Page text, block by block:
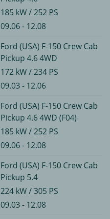
185 kW / 252 PS
09.06 - 12.08
Ford (USA) F-150 Crew Cab
Pickup 4.6 4WD
172 kW / 234 PS
09.03 - 12.06
Ford (USA) F-150 Crew Cab
Pickup 4.6 4WD (F04)
185 kW / 252 PS
09.06 - 12.08
Ford (USA) F-150 Crew Cab
Pickup 5.4
224 kW / 305 PS
09.03 - 12.08